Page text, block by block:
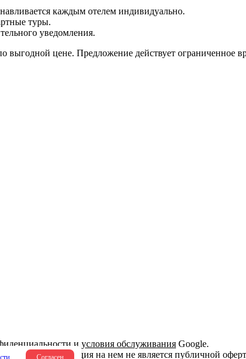
каждым отелем индивидуально.
туры.
уведомления.
цене. Предложение действует ограниченное
и условия обслуживания Google.
и вся информация на нем не является публичной
Согласен